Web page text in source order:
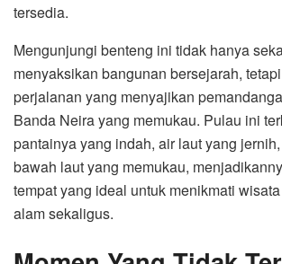
tersedia.
Mengunjungi benteng ini tidak hanya
menyaksikan bangunan bersejarah,
perjalanan yang menyajikan
Banda Neira yang memukau. Pulau ini
pantainya yang indah, air laut yang
bawah laut yang memukau,
tempat yang ideal untuk menikmati
alam sekaligus.